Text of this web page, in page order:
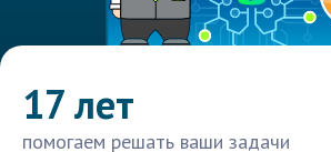
17 лет
помогаем решать ваши задачи